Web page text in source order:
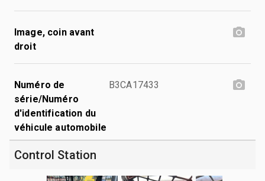
Image, coin avant
droit
Numéro de
série/Numéro
d'identification du
véhicule automobile
B3CA17433
Control Station